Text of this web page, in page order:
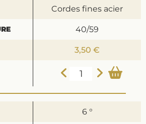
Cordes fines acier
40/59
3,50 €
6 °